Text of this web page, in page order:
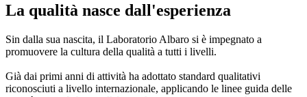
La qualità nasce dall'esperienza
Sin dalla sua nascita, il Laboratorio Albaro si è impegnato a
promuovere la cultura della qualità a tutti i livelli.
Già dai primi anni di attività ha adottato standard qualitativi
riconosciuti a livello internazionale, applicando le linee guida delle